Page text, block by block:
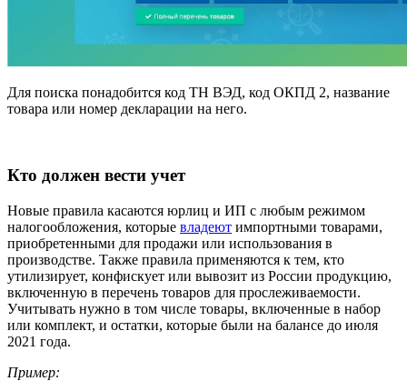
Для поиска понадобится код ТН ВЭД, код ОКПД 2, название
товара или номер декларации на него.
Кто должен вести учет
Новые правила касаются юрлиц и ИП с любым режимом
налогообложения, которые владеют импортными товарами,
приобретенными для продажи или использования в
производстве. Также правила применяются к тем, кто
утилизирует, конфискует или вывозит из России продукцию,
включенную в перечень товаров для прослеживаемости.
Учитывать нужно в том числе товары, включенные в набор
или комплект, и остатки, которые были на балансе до июля
2021 года.
Пример: